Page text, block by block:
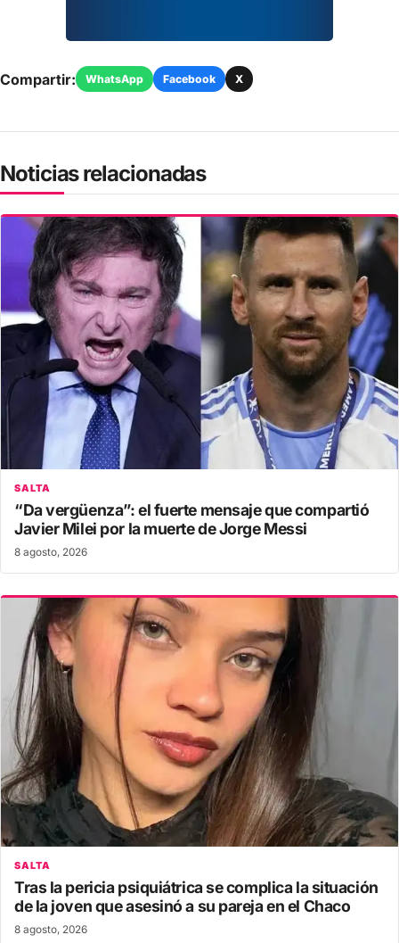
Compartir: WhatsApp Facebook X
Noticias relacionadas
SALTA
“Da vergüenza”: el fuerte mensaje que compartió
Javier Milei por la muerte de Jorge Messi
8 agosto, 2026
SALTA
Tras la pericia psiquiátrica se complica la situación
de la joven que asesinó a su pareja en el Chaco
8 agosto, 2026